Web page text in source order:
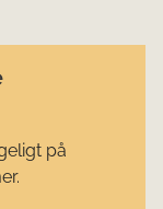
på